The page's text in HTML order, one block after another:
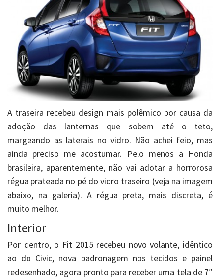
A traseira recebeu design mais polêmico por causa da
adoção das lanternas que sobem até o teto,
margeando as laterais no vidro. Não achei feio, mas
ainda preciso me acostumar. Pelo menos a Honda
brasileira, aparentemente, não vai adotar a horrorosa
régua prateada no pé do vidro traseiro (veja na imagem
abaixo, na galeria). A régua preta, mais discreta, é
muito melhor.
Interior
Por dentro, o Fit 2015 recebeu novo volante, idêntico
ao do Civic, nova padronagem nos tecidos e painel
redesenhado, agora pronto para receber uma tela de 7″